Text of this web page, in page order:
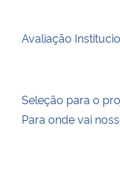
Avaliação
Seleção para o
Para onde vai